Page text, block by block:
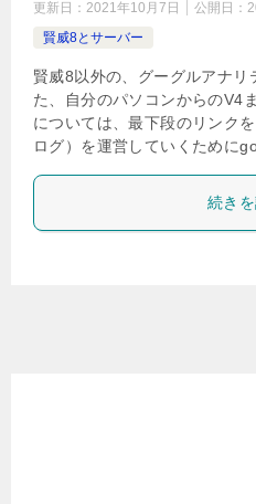
更新日： 2021年10月7日 公開日：
賢威8とサーバー
賢威8以外の、グーグルアナリ
た、自分のパソコンからのV4
については、最下段のリンク
ログ）を運営していくために
続き